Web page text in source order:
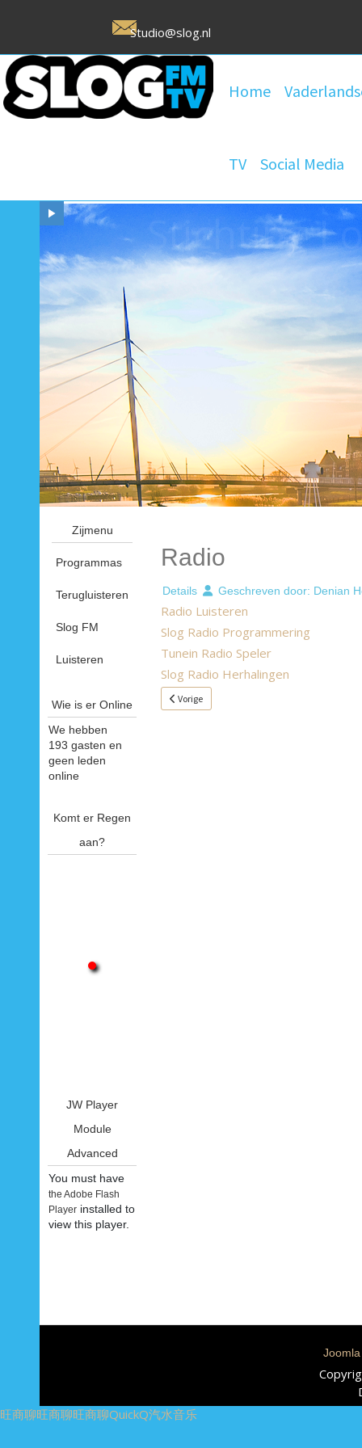
Studio@slog.nl
Home
TV Social Media
Stichting
Zijmenu
Programmas
Terugluisteren
Slog FM
Luisteren
Wie is er Online
We hebben
193 gasten en
geen leden
online
Komt er Regen
aan?
JW Player
Module
Advanced
You must have
the Adobe Flash
Player installed to
view this player.
Radio
Details Geschreven door: Denian
Radio Luisteren
Slog Radio Programmering
Tunein Radio Speler
Slog Radio Herhalingen
Vorig artikel: Radio Programmering
Vorige
旺商聊旺商聊旺商聊QuickQ汽水音乐